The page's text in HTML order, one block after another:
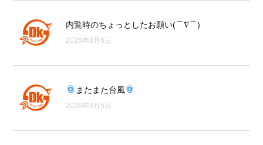
内覧時のちょっとしたお願い(⌒∇⌒)
2026年8月6日
またまた台風
2026年8月5日